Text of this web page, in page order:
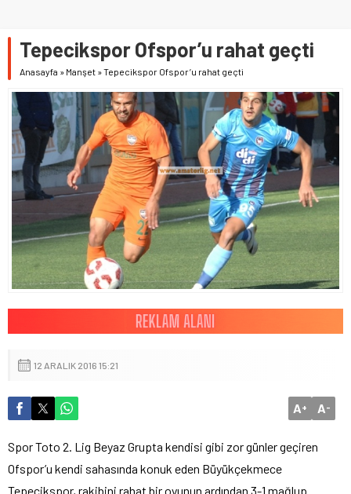
Tepecikspor Ofspor’u rahat geçti
Anasayfa » Manşet »Tepecikspor Ofspor’u rahat geçti
12 ARALIK 2016 15:21
A+ A-
Spor Toto 2. Lig Beyaz Grupta kendisi gibi zor günler geçiren
Ofspor’u kendi sahasında konuk eden Büyükçekmece
Tepecikspor, rakibini rahat bir oyunun ardından 3-1 mağlup